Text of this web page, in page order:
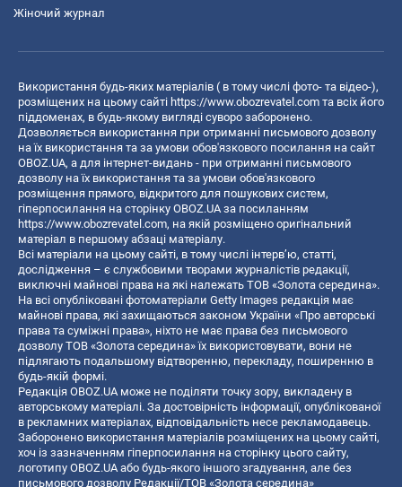
Жіночий журнал
Використання будь-яких матеріалів ( в тому числі фото- та відео-),
розміщених на цьому сайті https://www.obozrevatel.com та всіх його
піддоменах, в будь-якому вигляді суворо заборонено.
Дозволяється використання при отриманні письмового дозволу
на їх використання та за умови обов'язкового посилання на сайт
OBOZ.UA, а для інтернет-видань - при отриманні письмового
дозволу на їх використання та за умови обов'язкового
розміщення прямого, відкритого для пошукових систем,
гіперпосилання на сторінку OBOZ.UA за посиланням
https://www.obozrevatel.com, на якій розміщено оригінальний
матеріал в першому абзаці матеріалу.
Всі матеріали на цьому сайті, в тому числі інтерв’ю, статті,
дослідження – є службовими творами журналістів редакції,
виключні майнові права на які належать ТОВ «Золота середина».
На всі опубліковані фотоматеріали Getty Images редакція має
майнові права, які захищаються законом України «Про авторські
права та суміжні права», ніхто не має права без письмового
дозволу ТОВ «Золота середина» їх використовувати, вони не
підлягають подальшому відтворенню, перекладу, поширенню в
будь-якій формі.
Редакція OBOZ.UA може не поділяти точку зору, викладену в
авторському матеріалі. За достовірність інформації, опублікованої
в рекламних матеріалах, відповідальність несе рекламодавець.
Заборонено використання матеріалів розміщених на цьому сайті,
хоч із зазначенням гіперпосилання на сторінку цього сайту,
логотипу OBOZ.UA або будь-якого іншого згадування, але без
письмового дозволу Редакції/ТОВ «Золота середина»